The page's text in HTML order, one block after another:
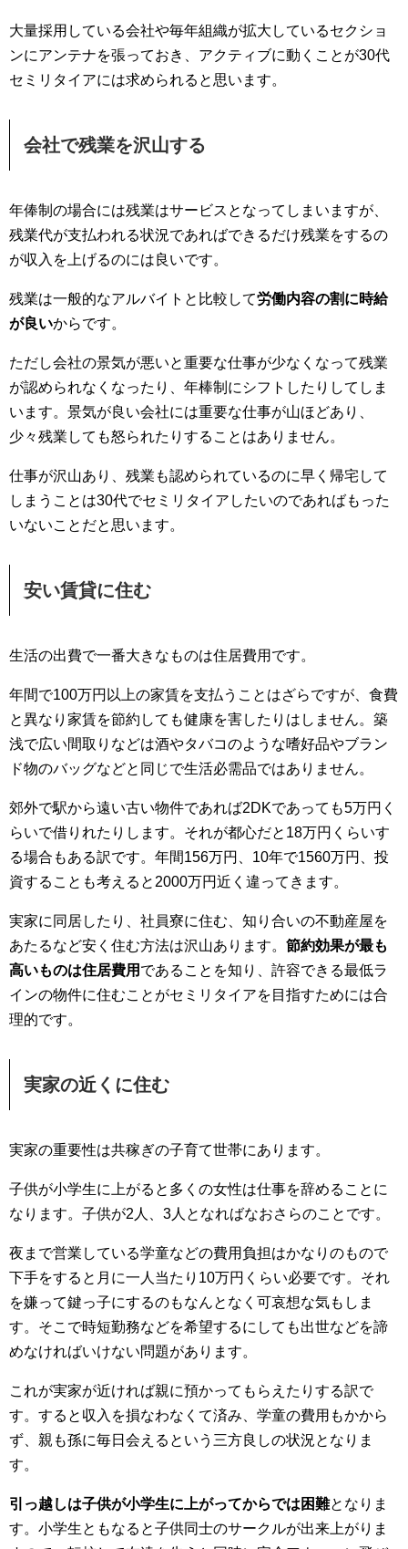
大量採用している会社や毎年組織が拡大しているセクショ
ンにアンテナを張っておき、アクティブに動くことが30代
セミリタイアには求められると思います。
会社で残業を沢山する
年俸制の場合には残業はサービスとなってしまいますが、
残業代が支払われる状況であればできるだけ残業をするの
が収入を上げるのには良いです。
残業は一般的なアルバイトと比較して労働内容の割に時給
が良いからです。
ただし会社の景気が悪いと重要な仕事が少なくなって残業
が認められなくなったり、年棒制にシフトしたりしてしま
います。景気が良い会社には重要な仕事が山ほどあり、
少々残業しても怒られたりすることはありません。
仕事が沢山あり、残業も認められているのに早く帰宅して
しまうことは30代でセミリタイアしたいのであればもった
いないことだと思います。
安い賃貸に住む
生活の出費で一番大きなものは住居費用です。
年間で100万円以上の家賃を支払うことはざらですが、食費
と異なり家賃を節約しても健康を害したりはしません。築
浅で広い間取りなどは酒やタバコのような嗜好品やブラン
ド物のバッグなどと同じで生活必需品ではありません。
郊外で駅から遠い古い物件であれば2DKであっても5万円く
らいで借りれたりします。それが都心だと18万円くらいす
る場合もある訳です。年間156万円、10年で1560万円、投
資することも考えると2000万円近く違ってきます。
実家に同居したり、社員寮に住む、知り合いの不動産屋を
あたるなど安く住む方法は沢山あります。 節約効果が最も
高いものは住居費用 であることを知り、許容できる最低ラ
インの物件に住むことがセミリタイアを目指すためには合
理的です。
実家の近くに住む
実家の重要性は共稼ぎの子育て世帯にあります。
子供が小学生に上がると多くの女性は仕事を辞めることに
なります。子供が2人、3人となればなおさらのことです。
夜まで営業している学童などの費用負担はかなりのもので
下手をすると月に一人当たり10万円くらい必要です。それ
を嫌って鍵っ子にするのもなんとなく可哀想な気もしま
す。そこで時短勤務などを希望するにしても出世などを諦
めなければいけない問題があります。
これが実家が近ければ親に預かってもらえたりする訳で
す。すると収入を損なわなくて済み、学童の費用もかから
ず、親も孫に毎日会えるという三方良しの状況となりま
す。
引っ越しは子供が小学生に上がってからでは困難となりま
す。小学生ともなると子供同士のサークルが出来上がりま